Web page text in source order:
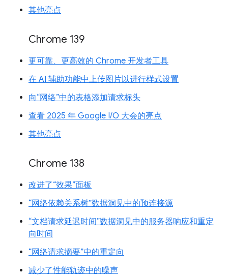
其他亮点
Chrome 139
更可靠、更高效的 Chrome 开发者工具
在 AI 辅助功能中上传图片以进行样式设置
向“网络”中的表格添加请求标头
查看 2025 年 Google I/O 大会的亮点
其他亮点
Chrome 138
改进了“效果”面板
“网络依赖关系树”数据洞见中的预连接源
“文档请求延迟时间”数据洞见中的服务器响应和重定
向时间
“网络请求摘要”中的重定向
减少了性能轨迹中的噪声